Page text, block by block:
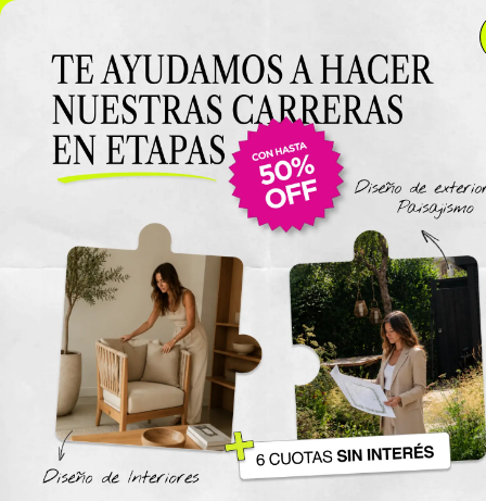
el curso acá!
Viajes
The New York Design
Carreras / Diplomaturas
Carrera de Diseño de
Exteriores y Paisajismo
Carrera en Diseño de
UTN
Carrera en Interiorismo UTN
Carrera de Organización y
Decoración de Eventos UTN
Cursos